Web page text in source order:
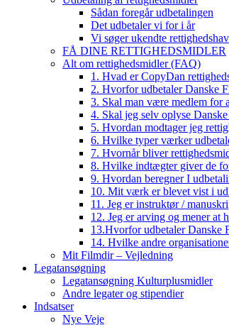
Sådan foregår udbetalingen
Det udbetaler vi for i år
Vi søger ukendte
FÅ DINE RETTIGHEDSMIDLER
Alt om rettighedsmidler (FAQ)
1. Hvad er CopyDan
2. Hvorfor udbetaler Danske
3. Skal man være medlem for
4. Skal jeg selv oplyse
5. Hvordan modtager jeg
6. Hvilke typer værker
7. Hvornår bliver
8. Hvilke indtægter giver de
9. Hvordan beregner I
10. Mit værk er blevet vist i
11. Jeg er instruktør /
12. Jeg er arving og mener at
13.Hvorfor udbetaler Danske
14. Hvilke andre
Mit Filmdir – Vejledning
Legatansøgning
Legatansøgning Kulturplusmidler
Andre legater og stipendier
Indsatser
Nye Veje